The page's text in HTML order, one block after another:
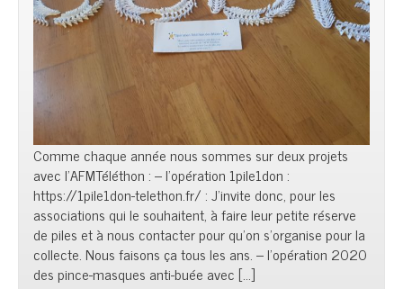
Comme chaque année nous sommes sur deux projets
avec l’AFMTéléthon : – l’opération 1pile1don :
https://1pile1don-telethon.fr/ : J’invite donc, pour les
associations qui le souhaitent, à faire leur petite réserve
de piles et à nous contacter pour qu’on s’organise pour la
collecte. Nous faisons ça tous les ans. – l’opération 2020
des pince-masques anti-buée avec […]